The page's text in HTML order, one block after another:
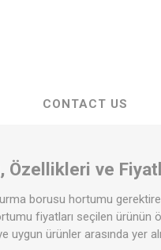
CONTACT US
ve
borusu hortumu
fiyatları seçilen ürünün
ürünler arasında yer